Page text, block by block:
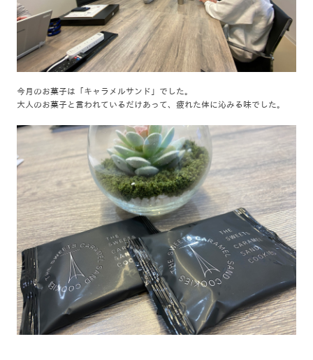
今月のお菓子は「キャラメルサンド」でした。
大人のお菓子と言われているだけあって、疲れた体に沁みる味でした。